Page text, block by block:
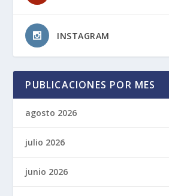
INSTAGRAM
PUBLICACIONES POR MES
agosto 2026
julio 2026
junio 2026